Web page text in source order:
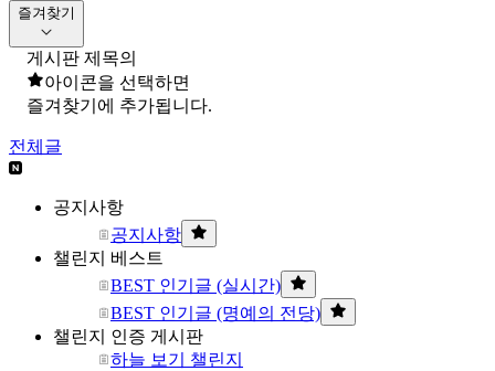
즐겨찾기
게시판 제목의
아이콘을 선택하면
즐겨찾기에 추가됩니다.
전체글
공지사항
공지사항
챌린지 베스트
BEST 인기글 (실시간)
BEST 인기글 (명예의 전당)
챌린지 인증 게시판
하늘 보기 챌린지